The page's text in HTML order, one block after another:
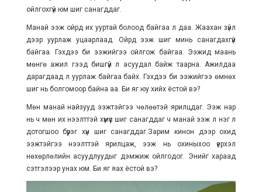
ойлгохгүй юм шиг санагддаг.
Манай ээж ойрд их ууртай болоод байгаа л даа. Жаахан зүйл
дээр уурлаж уцаарлаад. Ойрд ээж шиг минь санагдахгүй
байгаа. Гэхдээ би ээжийгээ ойлгож байгаа. Ээжид маань
мөнгө ажил гээд бишгүй л асуудал байж таарна. Ажилдаа
дарагдаад л уурлаж байгаа байх. Гэхдээ би ээжийгээ өмнөх
шиг нь болгомоор байна аа. Би яг юу хийх ёстой вэ?
Мөн манай найзууд ээжтэйгээ чөлөөтэй ярилцдаг. Ээж нар
нь ч мөн их нээлттэй хүмүүс шиг санагддаг ч манай ээж л нэг л
дотогшоо бүрэг хүн шиг санагддаг.Зарим кинон дээр охид
ээжтэйгээ нээлттэй ярилцаж, ээж нь охиныхоо үерхэл
нөхөрлөлийн асуудлуудыг дэмжиж ойлгодог. Энийг хараад
сэтгэлээр унах юм. Би яг яах ёстой вэ?